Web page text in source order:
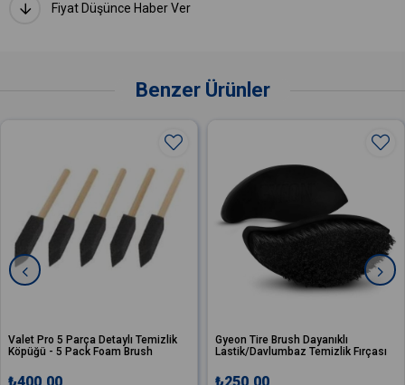
Fiyat Düşünce Haber Ver
Benzer Ürünler
5 Parça Detaylı Temizlik
- 5 Pack Foam Brush
Gyeon Tire Brush Dayanıklı
Lastik/Davlumbaz Temizlik Fırçası
₺250,00